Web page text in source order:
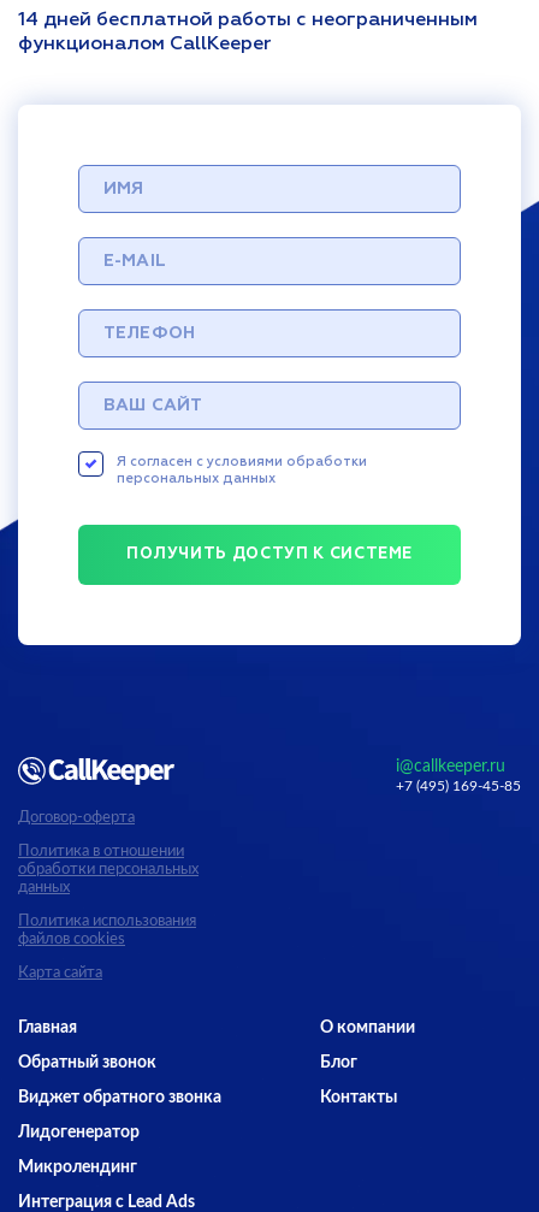
14 дней бесплатной работы с неограниченным
функционалом CallKeeper
Я согласен с условиями обработки
персональных данных
ПОЛУЧИТЬ ДОСТУП К СИСТЕМЕ
Договор-оферта
Политика в отношении
обработки персональных
данных
Политика использования
файлов cookies
Карта сайта
i@callkeeper.ru
+7 (495) 169-45-85
Главная
Обратный звонок
Виджет обратного звонка
Лидогенератор
Микролендинг
Интеграция с Lead Ads
О компании
Блог
Контакты